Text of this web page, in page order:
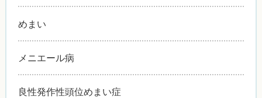
めまい
メニエール病
良性発作性頭位めまい症